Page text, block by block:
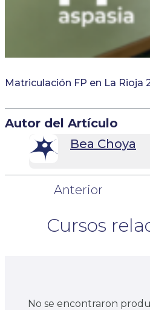
Matriculación FP en La
Autor del Artículo
Bea Choya
Anterior
Cursos
No se encontraron